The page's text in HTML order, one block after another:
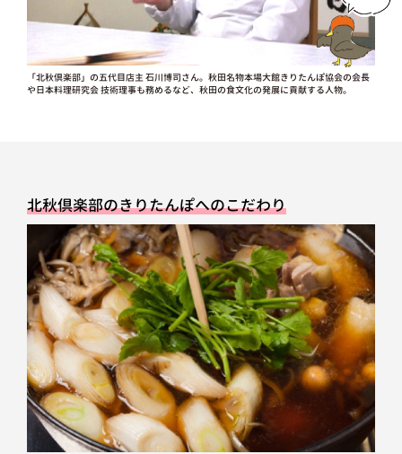
「北秋倶楽部」の五代目店主 石川博司さん。秋田名物本場大館きりたんぽ協会の会長
や日本料理研究会 技術理事も務めるなど、秋田の食文化の発展に貢献する人物。
北秋倶楽部のきりたんぽへのこだわり